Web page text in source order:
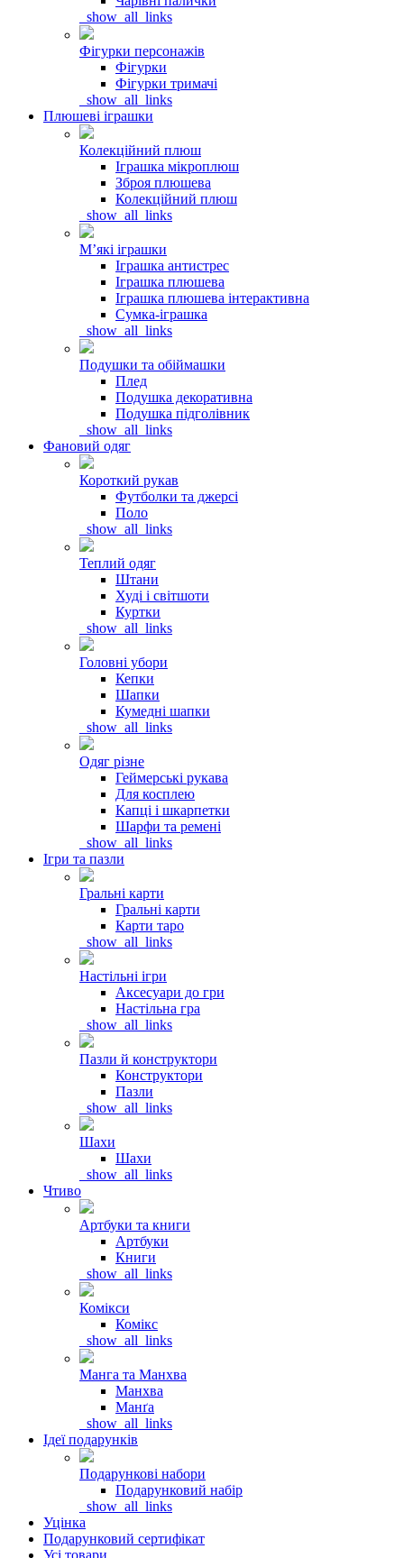
_show_all_links
Фігурки персонажів
Фігурки
Фігурки тримачі
_show_all_links
Плюшеві іграшки
Колекційний плюш
Іграшка мікроплюш
Зброя плюшева
Колекційний плюш
_show_all_links
Мʼякі іграшки
Іграшка антистрес
Іграшка плюшева
Іграшка плюшева інтерактивна
Сумка-іграшка
_show_all_links
Подушки та обіймашки
Плед
Подушка декоративна
Подушка підголівник
_show_all_links
Фановий одяг
Короткий рукав
Футболки та джерсі
Поло
_show_all_links
Теплий одяг
Штани
Худі і світшоти
Куртки
_show_all_links
Головні убори
Кепки
Шапки
Кумедні шапки
_show_all_links
Одяг різне
Геймерські рукава
Для косплею
Капці і шкарпетки
Шарфи та ремені
_show_all_links
Ігри та пазли
Гральні карти
Гральні карти
Карти таро
_show_all_links
Настільні ігри
Аксесуари до гри
Настільна гра
_show_all_links
Пазли й конструктори
Конструктори
Пазли
_show_all_links
Шахи
Шахи
_show_all_links
Чтиво
Артбуки та книги
Артбуки
Книги
_show_all_links
Комікси
Комікс
_show_all_links
Манга та Манхва
Манхва
Манґа
_show_all_links
Ідеї подарунків
Подарункові набори
Подарунковий набір
_show_all_links
Уцінка
Подарунковий сертифікат